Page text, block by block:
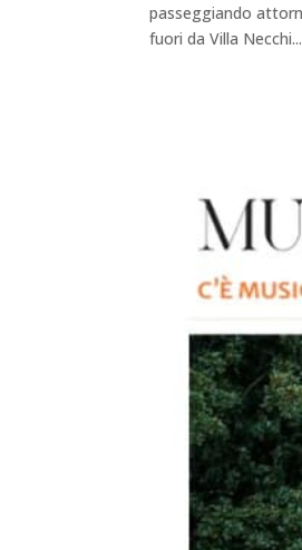
passeggiando
fuori da Villa Necchi...